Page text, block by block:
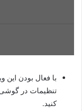
با فعال بودن این
کنید.